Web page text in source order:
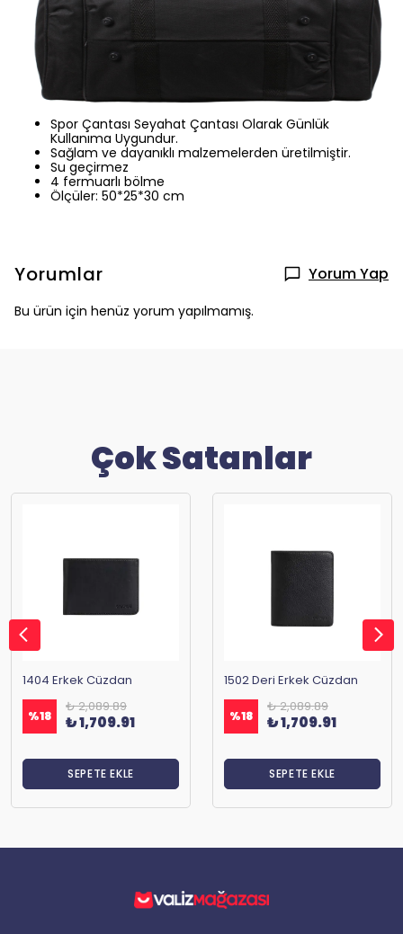
Spor Çantası Seyahat Çantası Olarak Günlük
Kullanıma Uygundur.
Sağlam ve dayanıklı malzemelerden üretilmiştir.
Su geçirmez
4 fermuarlı bölme
Ölçüler: 50*25*30 cm
Yorumlar Yorum Yap
Bu ürün için henüz yorum yapılmamış.
Çok Satanlar
1404 Erkek Cüzdan
%18
₺ 2,089.89
₺ 1,709.91
SEPETE EKLE
1502 Deri Erkek Cüzdan
%18
₺ 2,089.89
₺ 1,709.91
SEPETE EKLE